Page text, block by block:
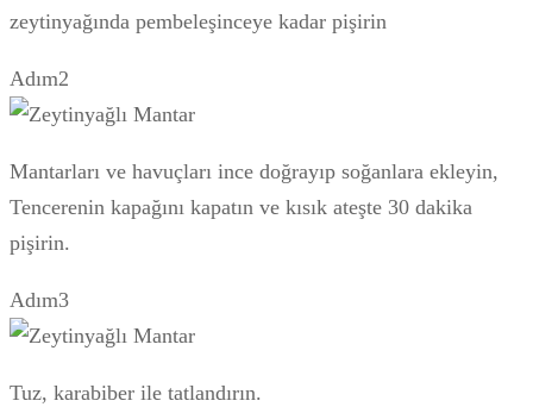
zeytinyağında pembeleşinceye kadar pişirin
Adım2
Mantarları ve havuçları ince doğrayıp soğanlara ekleyin,
Tencerenin kapağını kapatın ve kısık ateşte 30 dakika
pişirin.
Adım3
Tuz, karabiber ile tatlandırın.